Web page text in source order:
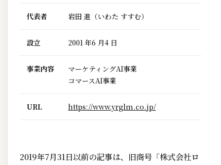
代表者 岩田 進（いわた すすむ）
設立 2001 年6 月4 日
事業内容
マーケティングAI事業
コマースAI事業
URL https://www.yrglm.co.jp/
2019年7月31日以前の記事は、旧商号「株式会社ロ